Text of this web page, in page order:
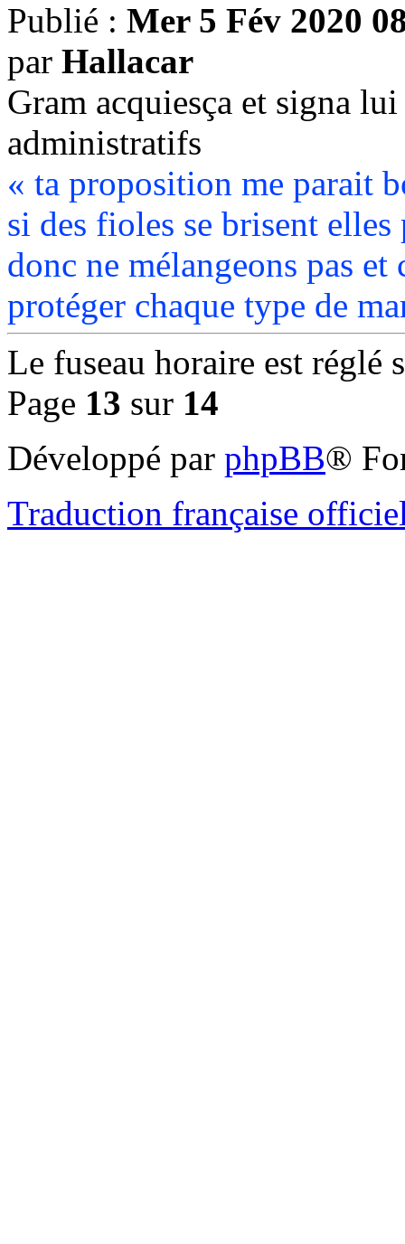
Publié : Mer 5 Fév 2020
par Hallacar
Gram acquiesça et signa
administratifs
« ta proposition me parait
si des fioles se brisent
donc ne mélangeons pas
protéger chaque type de
Le fuseau horaire est réglé
Page 13 sur 14
Développé par phpBB®
Traduction française